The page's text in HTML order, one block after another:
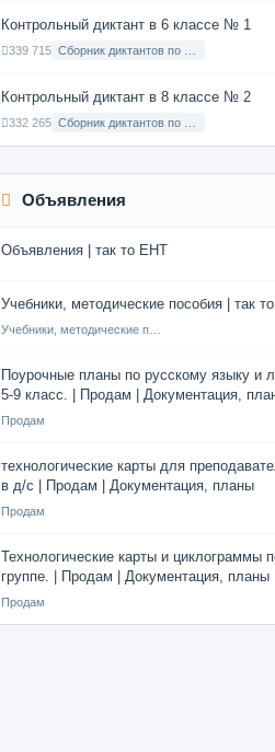
Контрольный диктант в 6 классе № 1
339 715
Контрольный диктант в 8 классе № 2
332 265
Объявления
Объявления | так то ЕНТ
Учебники, методические пособия | так
Поурочные планы по русскому языку и
5-9 класс. | Продам | Документация,
Продам
технологические карты для
в д/с | Продам | Документация, планы
Продам
Технологические карты и циклограммы
группе. | Продам | Документация, планы
Продам